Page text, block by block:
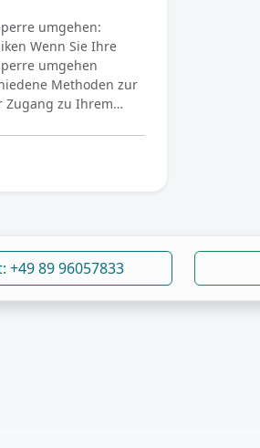
umgehen:
Wenn Sie Ihre
umgehen
Methoden zur
Zugang zu Ihrem…
89 96057833